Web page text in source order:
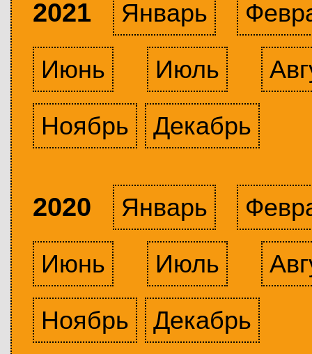
2021 Январь
Июнь
Июль
Ноябрь
Декабрь
2020 Январь
Июнь
Июль
Ноябрь
Декабрь